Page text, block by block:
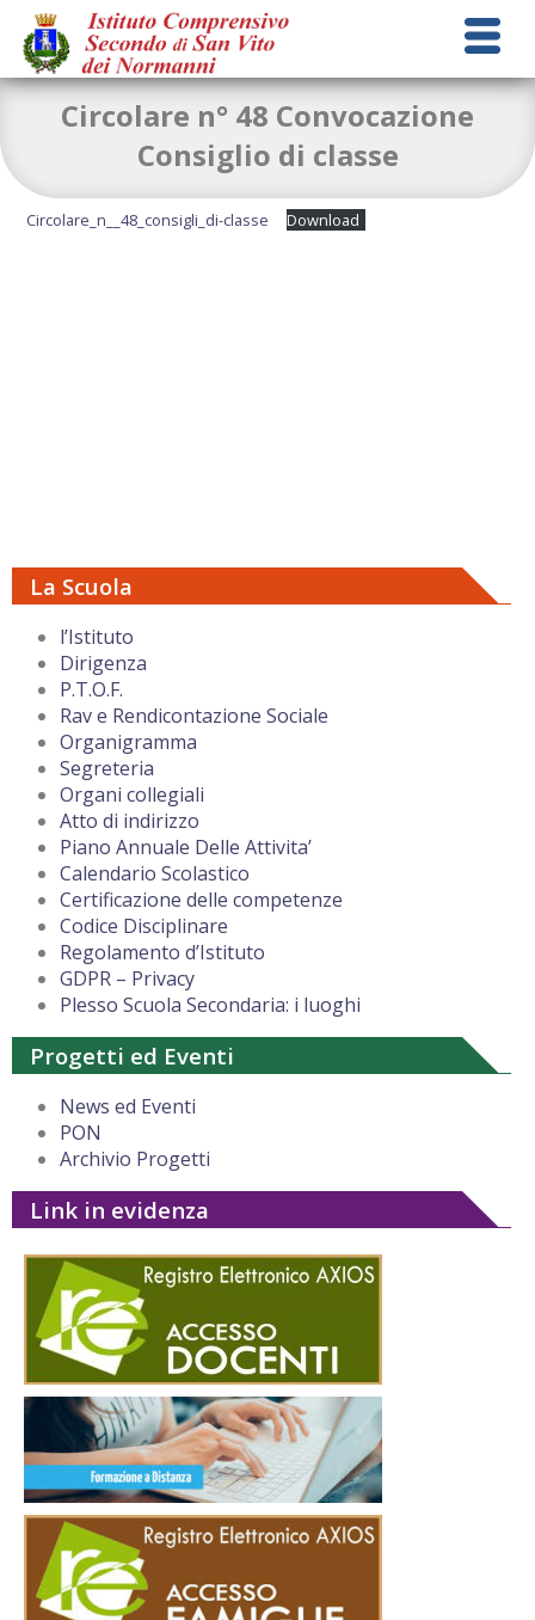
La Scuola
l’Istituto
Dirigenza
P.T.O.F.
Rav e Rendicontazione Sociale
Organigramma
Segreteria
Organi collegiali
Atto di indirizzo
Piano Annuale Delle Attivita’
Calendario Scolastico
Certificazione delle competenze
Codice Disciplinare
Regolamento d’Istituto
GDPR – Privacy
Plesso Scuola Secondaria: i luoghi
Progetti ed Eventi
News ed Eventi
PON
Archivio Progetti
Link in evidenza
Circolare n° 48 Convocazione
Consiglio di classe
Circolare_n__48_consigli_di-classe Download